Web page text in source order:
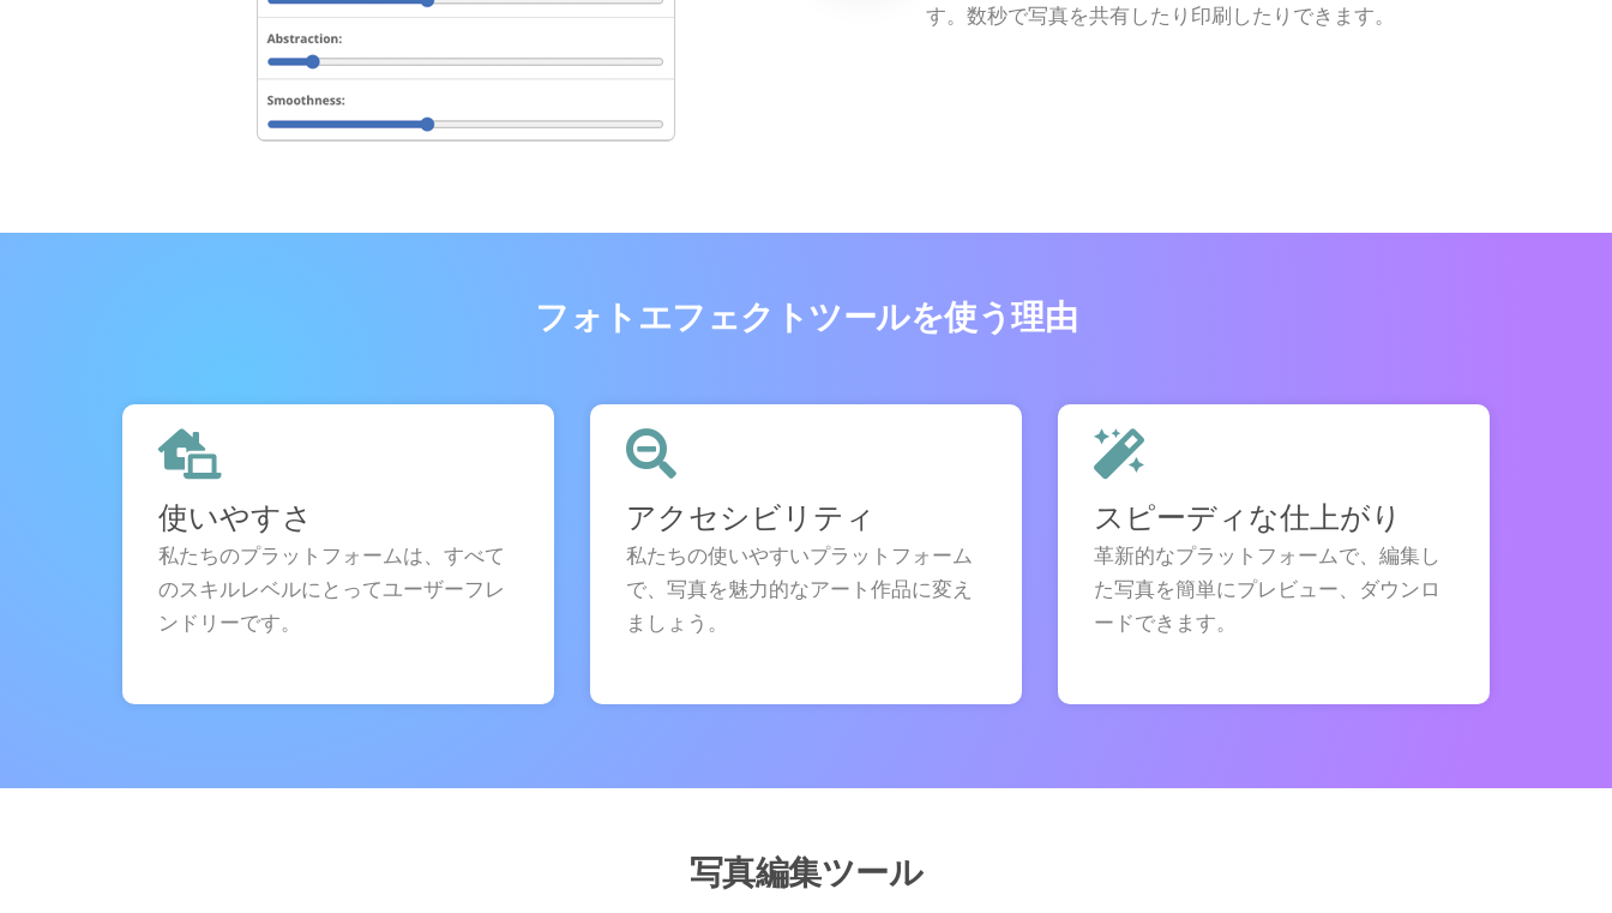
す。数秒で写真を共有したり印刷したりできます。
フォトエフェクトツールを使う理由
使いやすさ
私たちのプラットフォームは、すべて
のスキルレベルにとってユーザーフレ
ンドリーです。
アクセシビリティ
私たちの使いやすいプラットフォーム
で、写真を魅力的なアート作品に変え
ましょう。
スピーディな仕上がり
革新的なプラットフォームで、編集し
た写真を簡単にプレビュー、ダウンロ
ードできます。
写真編集ツール